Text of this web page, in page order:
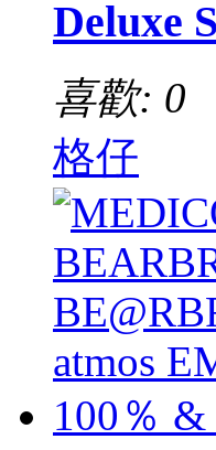
Deluxe
喜歡: 0
格仔